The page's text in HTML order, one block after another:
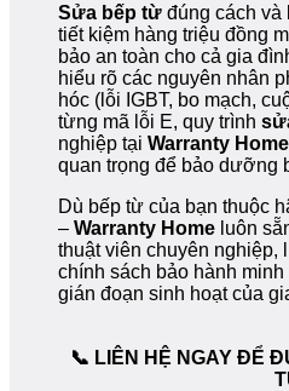
Sửa bếp từ đúng cách và
tiết kiệm hàng triệu đồng
bảo an toàn cho cả gia
hiểu rõ các nguyên nhân
hóc (lỗi IGBT, bo mạch,
từng mã lỗi E, quy trình
nghiệp tại Warranty Home
quan trọng để bảo dưỡng
Dù bếp từ của bạn thuộc
– Warranty Home luôn
thuật viên chuyên nghiệp,
chính sách bảo hành
gián đoạn sinh hoạt của
📞 LIÊN HỆ NGAY ĐỂ